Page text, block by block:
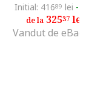
Initial: 41689 lei -
de la 32537 lei
Vandut de